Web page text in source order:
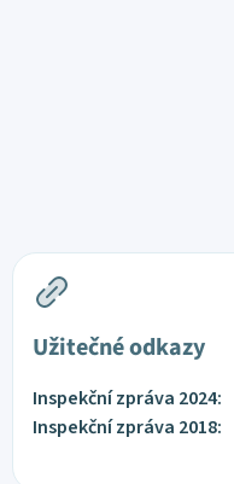
Užitečné odkazy
Inspekční zpráva 2024:
Inspekční zpráva 2018: